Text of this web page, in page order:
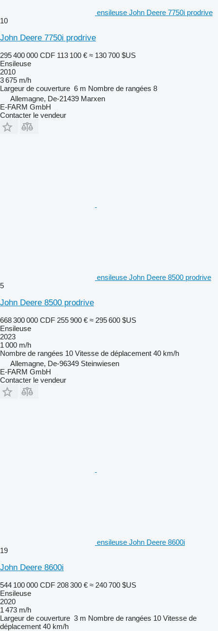
ensileuse John Deere 7750i prodrive
10
John Deere 7750i prodrive
295 400 000 CDF 113 100 € ≈ 130 700 $US
Ensileuse
2010
3 675 m/h
Largeur de couverture 6 m Nombre de rangées 8
Allemagne, De-21439 Marxen
E-FARM GmbH
Contacter le vendeur
ensileuse John Deere 8500 prodrive
5
John Deere 8500 prodrive
668 300 000 CDF 255 900 € ≈ 295 600 $US
Ensileuse
2023
1 000 m/h
Nombre de rangées 10 Vitesse de déplacement 40 km/h
Allemagne, De-96349 Steinwiesen
E-FARM GmbH
Contacter le vendeur
ensileuse John Deere 8600i
19
John Deere 8600i
544 100 000 CDF 208 300 € ≈ 240 700 $US
Ensileuse
2020
1 473 m/h
Largeur de couverture 3 m Nombre de rangées 10 Vitesse de
déplacement 40 km/h